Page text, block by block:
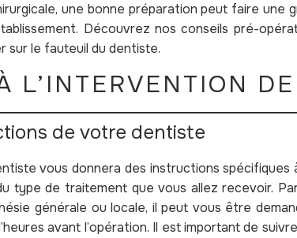
une bonne préparation peut faire une
Découvrez nos conseils pré-
sur le fauteuil du dentiste.
L’INTERVENTION
de votre dentiste
vous donnera des instructions spécifiques
type de traitement que vous allez recevoir.
générale ou locale, il peut vous être
avant l’opération. Il est important de